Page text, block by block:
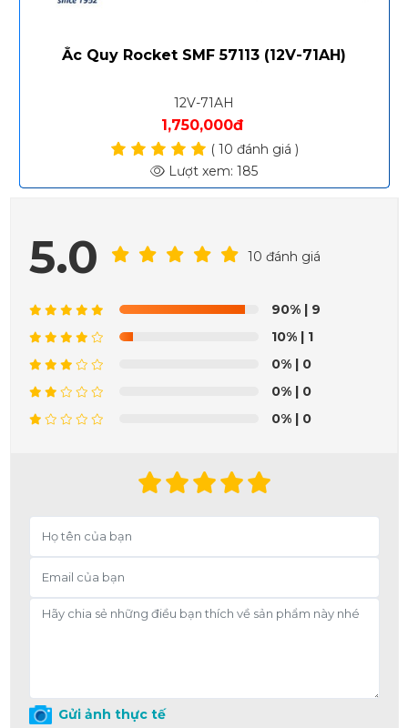
Ắc Quy Rocket SMF 57113 (12V-71AH)
12V-71AH
1,750,000đ
( 10 đánh giá )
Lượt xem: 185
5.0 10 đánh giá
90% | 9
10% | 1
0% | 0
0% | 0
0% | 0
Gửi ảnh thực tế